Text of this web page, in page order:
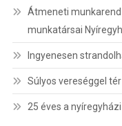
Átmeneti munkarend
munkatársai
Ingyenesen
Súlyos vereséggel
25 éves a nyíregyházi